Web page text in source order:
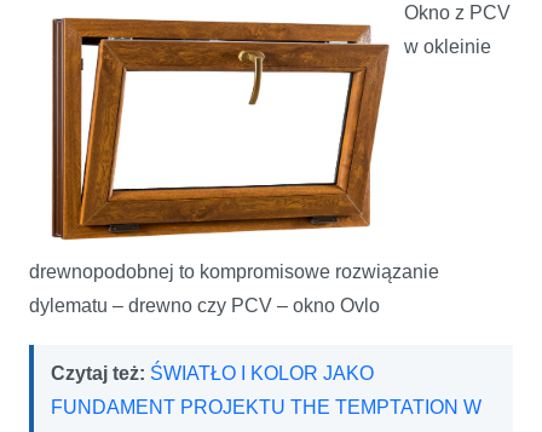
Okno z PCV
w okleinie
drewnopodobnej to kompromisowe rozwiązanie
dylematu – drewno czy PCV – okno Ovlo
Czytaj też: ŚWIATŁO I KOLOR JAKO
FUNDAMENT PROJEKTU THE TEMPTATION W